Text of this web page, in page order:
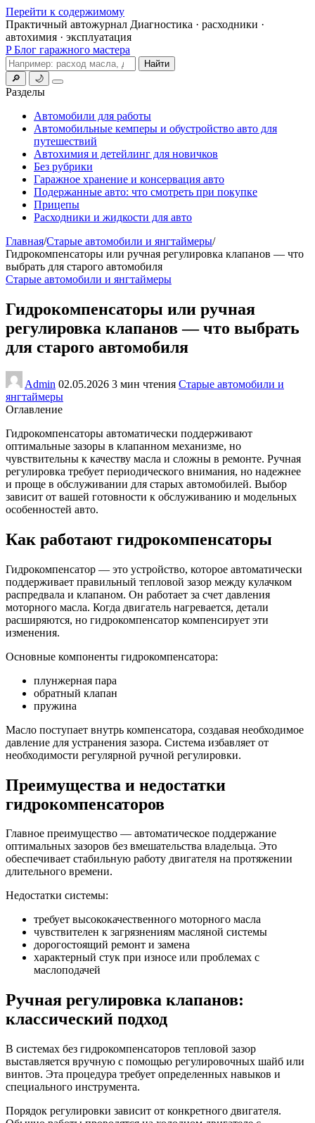
Перейти к содержимому
Практичный автожурнал Диагностика · расходники ·
автохимия · эксплуатация
P Блог гаражного мастера
Поиск
Найти
🔎
🌙
Меню
Разделы
Автомобили для работы
Автомобильные кемперы и обустройство авто для
путешествий
Автохимия и детейлинг для новичков
Без рубрики
Гаражное хранение и консервация авто
Подержанные авто: что смотреть при покупке
Прицепы
Расходники и жидкости для авто
Главная/Старые автомобили и янгтаймеры/
Гидрокомпенсаторы или ручная регулировка клапанов — что
выбрать для старого автомобиля
Старые автомобили и янгтаймеры
Гидрокомпенсаторы или ручная
регулировка клапанов — что выбрать
для старого автомобиля
Admin 02.05.2026 3 мин чтения Старые автомобили и
янгтаймеры
Оглавление
Гидрокомпенсаторы автоматически поддерживают
оптимальные зазоры в клапанном механизме, но
чувствительны к качеству масла и сложны в ремонте. Ручная
регулировка требует периодического внимания, но надежнее
и проще в обслуживании для старых автомобилей. Выбор
зависит от вашей готовности к обслуживанию и модельных
особенностей авто.
Как работают гидрокомпенсаторы
Гидрокомпенсатор — это устройство, которое автоматически
поддерживает правильный тепловой зазор между кулачком
распредвала и клапаном. Он работает за счет давления
моторного масла. Когда двигатель нагревается, детали
расширяются, но гидрокомпенсатор компенсирует эти
изменения.
Основные компоненты гидрокомпенсатора:
плунжерная пара
обратный клапан
пружина
Масло поступает внутрь компенсатора, создавая необходимое
давление для устранения зазора. Система избавляет от
необходимости регулярной ручной регулировки.
Преимущества и недостатки
гидрокомпенсаторов
Главное преимущество — автоматическое поддержание
оптимальных зазоров без вмешательства владельца. Это
обеспечивает стабильную работу двигателя на протяжении
длительного времени.
Недостатки системы:
требует высококачественного моторного масла
чувствителен к загрязнениям масляной системы
дорогостоящий ремонт и замена
характерный стук при износе или проблемах с
маслоподачей
Ручная регулировка клапанов:
классический подход
В системах без гидрокомпенсаторов тепловой зазор
выставляется вручную с помощью регулировочных шайб или
винтов. Эта процедура требует определенных навыков и
специального инструмента.
Порядок регулировки зависит от конкретного двигателя.